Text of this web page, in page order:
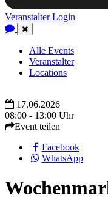
Veranstalter Login
Close
Navigation
Alle Events
Veranstalter
Locations
17.06.2026
08:00 - 13:00 Uhr
Event teilen
Facebook
WhatsApp